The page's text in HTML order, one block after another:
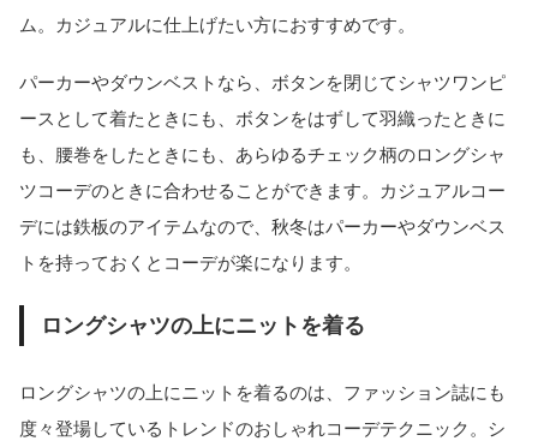
ム。カジュアルに仕上げたい方におすすめです。
パーカーやダウンベストなら、ボタンを閉じてシャツワンピ
ースとして着たときにも、ボタンをはずして羽織ったときに
も、腰巻をしたときにも、あらゆるチェック柄のロングシャ
ツコーデのときに合わせることができます。カジュアルコー
デには鉄板のアイテムなので、秋冬はパーカーやダウンベス
トを持っておくとコーデが楽になります。
ロングシャツの上にニットを着る
ロングシャツの上にニットを着るのは、ファッション誌にも
度々登場しているトレンドのおしゃれコーデテクニック。シ